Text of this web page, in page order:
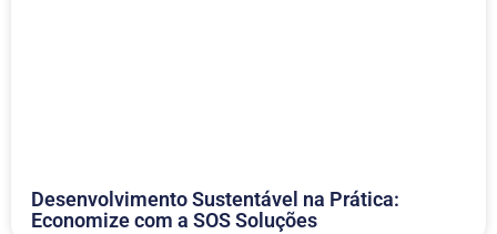
Desenvolvimento Sustentável na Prática:
Economize com a SOS Soluções